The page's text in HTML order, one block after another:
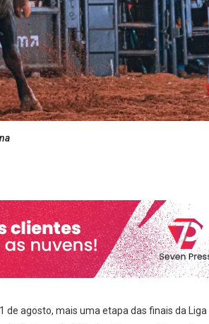
de agosto, mais uma etapa das finais da Liga